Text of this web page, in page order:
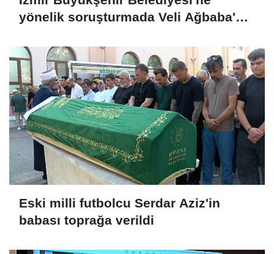
yönelik soruşturmada Veli Ağbaba'nın
Eski milli futbolcu Serdar Aziz'in
babası toprağa verildi